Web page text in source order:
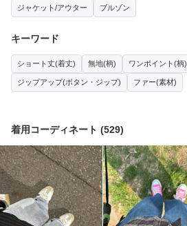
ジャケット/アウター ブルゾン
キーワード
ショート丈(着丈) 無地(柄) ワンポイント(柄)
ジップアップ(ボタン・ジップ) ファー(素材)
着用コーディネート (529)